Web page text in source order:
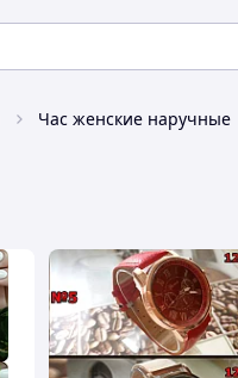
Час женские наручные